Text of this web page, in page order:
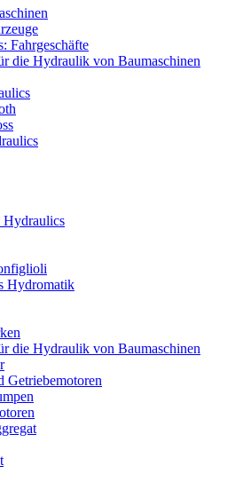
Fahrgeschäfte
die Hydraulik von Baumaschinen
Hydraulics
Hydromatik
die Hydraulik von Baumaschinen
Getriebemotoren